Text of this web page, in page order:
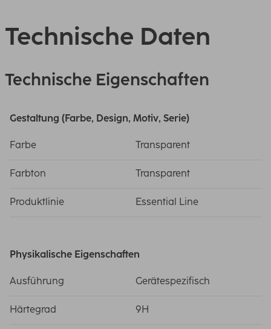
Technische Daten
Technische Eigenschaften
Gestaltung (Farbe, Design, Motiv, Serie)
Farbe Transparent
Farbton Transparent
Produktlinie Essential Line
Physikalische Eigenschaften
Ausführung Gerätespezifisch
Härtegrad 9H